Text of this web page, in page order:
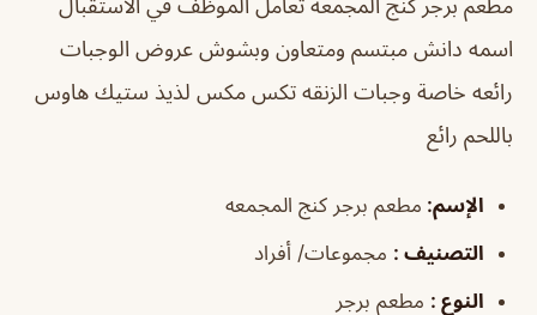
مطعم برجر كنج المجمعه تعامل الموظف في الاستقبال
اسمه دانش مبتسم ومتعاون وبشوش عروض الوجبات
رائعه خاصة وجبات الزنقه تكس مكس لذيذ ستيك هاوس
باللحم رائع
الإسم: مطعم برجر كنج المجمعه
التصنيف : مجموعات/ أفراد
النوع : مطعم برجر